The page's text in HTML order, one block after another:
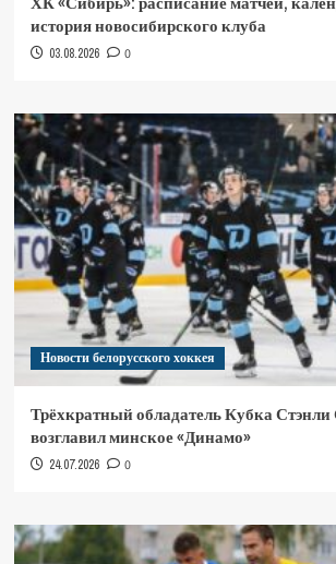
история новосибирского клуба
03.08.2026 0
Новости белорусского хоккея
Трёхкратный обладатель Кубка
возглавил минское «Динамо»
24.07.2026 0